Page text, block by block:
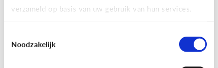
verzameld op basis van uw gebruik van hun services.
Noodzakelijk
Wat je moet weten over VR en AR